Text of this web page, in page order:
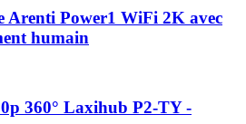
Arenti Power1 WiFi 2K avec
humain
360° Laxihub P2-TY -